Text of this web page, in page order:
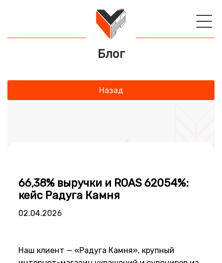
Блог
Назад
66,38% выручки и ROAS 62054%:
кейс Радуга Камня
02.04.2026
Наш клиент — «Радуга Камня», крупный